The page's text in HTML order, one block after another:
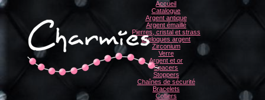
Accueil
Catalogue
Argent antique
Argent émaillé
Pierres, cristal et strass
Breloques argent
Zirconium
Verre
Argent et or
Spacers
Stoppers
Chaînes de sécurité
Bracelets
Colliers